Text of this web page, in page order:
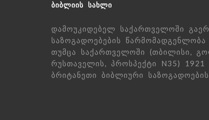
ᲑᲘᲑᲚᲘᲘᲡ ᲡᲐᲮᲚᲘ
დამოუკიდებელ საქართველოში
საზოგადოებების
თუმცა საქართველოში (თბილისი,
რუსთაველის, პროსპექტი N35)
ბრიტანეთი ბიბლიური